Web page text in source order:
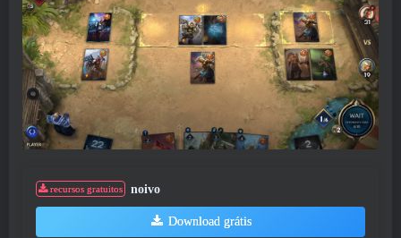
recursos gratuitos noivo
Download grátis